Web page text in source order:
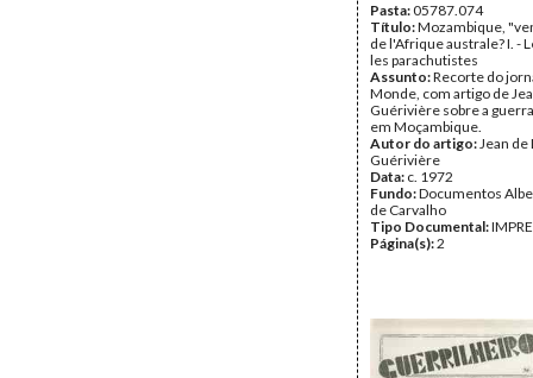
Pasta:05787.074
Título:Mozambique,
de l'Afrique australe? I. -
les parachutistes
Assunto:Recorte do
Monde, com artigo de
Guérivière sobre a
em Moçambique.
Autor do artigo:Jean de
Guérivière
Data: c. 1972
Fundo:Documentos
de Carvalho
Tipo Documental:
Página(s):2